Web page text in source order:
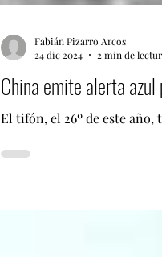
Fabián Pizarro Arcos
24 dic 2024
2 min de lectura
China emite alerta azul